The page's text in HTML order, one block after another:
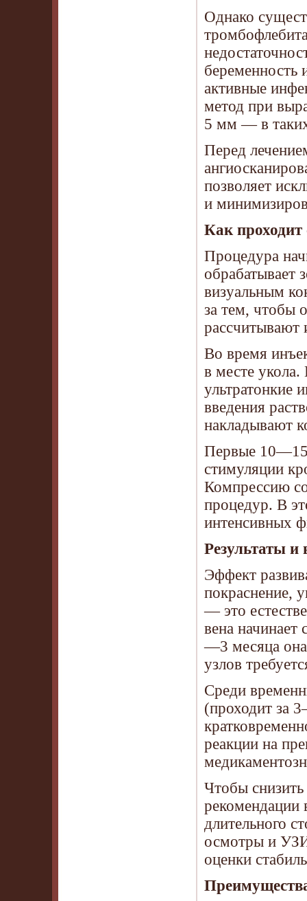
Однако
беременность
активные
метод при
5 мм — в таких
Перед
позволяет
и
Как
Процедура
обрабатывает
визуальным
за тем, чтобы
Во время
в месте укола.
ультратонкие
введения
накладывают
Первые 10—15
стимуляции
Компрессию
процедур. В
интенсивных
Результаты
Эффект
покраснение,
— это
вена начинает
—3 месяца
узлов
Среди
(проходит за
реакции на
Чтобы
рекомендации
длительного
осмотры и УЗИ
оценки